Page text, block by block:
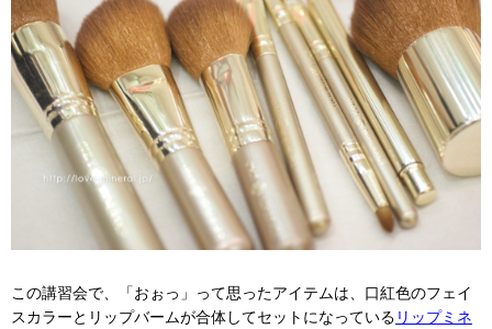
この講習会で、「おぉっ」って思ったアイテムは、口紅色のフェイ
スカラーとリップバームが合体してセットになっている リップミネ